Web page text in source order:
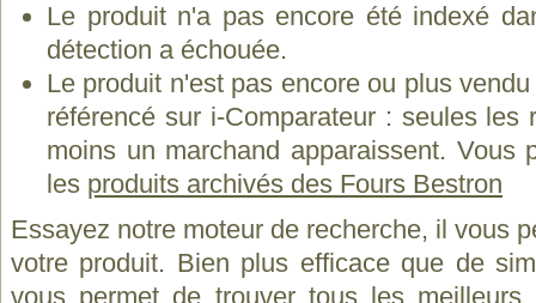
Le produit n'a pas encore été indexé
détection a échouée.
Le produit n'est pas encore ou plus
référencé sur i-Comparateur : seules les
moins un marchand apparaissent. Vous
les produits archivés des Fours Bestron
Essayez notre moteur de recherche, il vous
votre produit. Bien plus efficace que de
vous permet de trouver tous les